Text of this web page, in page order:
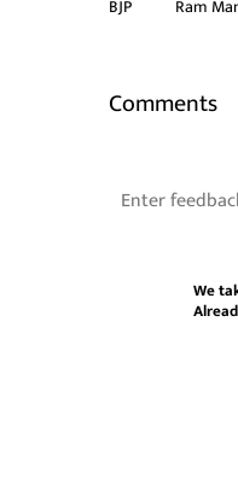
BJP Ram
Comments
We